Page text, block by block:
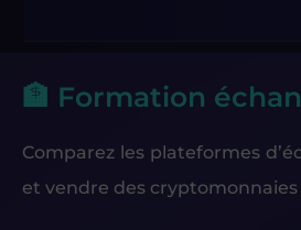
🏦 Formation
Comparez les plateformes
et vendre des